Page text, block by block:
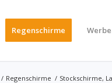
Regenschirme
/ Regenschirme / Stockschirme,